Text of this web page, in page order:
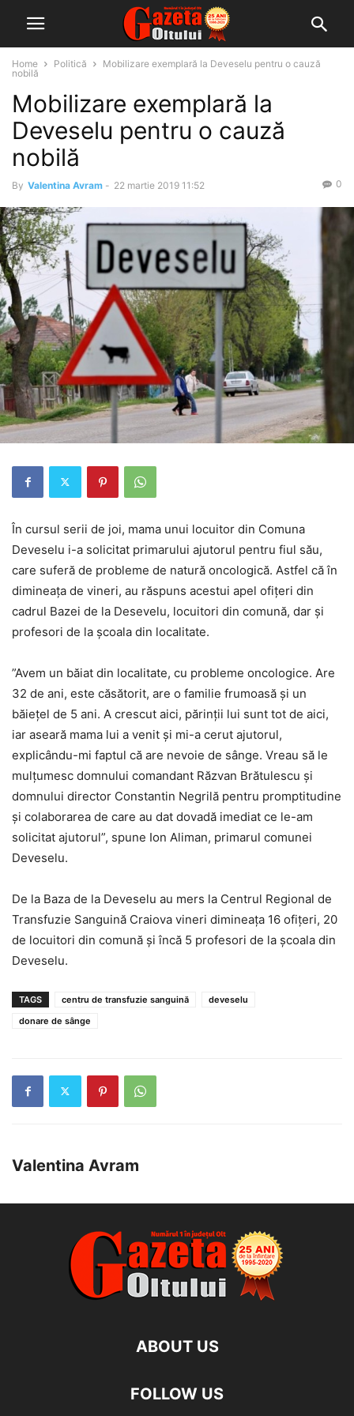
Home Politică
Mobilizare exemplară la Deveselu pentru o cauză
nobilă
Mobilizare exemplară la
Deveselu pentru o cauză
nobilă
By Valentina Avram - 22 martie 2019 11:52 0
În cursul serii de joi, mama unui locuitor din Comuna
Deveselu i-a solicitat primarului ajutorul pentru fiul său,
care suferă de probleme de natură oncologică. Astfel că în
dimineața de vineri, au răspuns acestui apel ofițeri din
cadrul Bazei de la Desevelu, locuitori din comună, dar și
profesori de la școala din localitate.
”Avem un băiat din localitate, cu probleme oncologice. Are
32 de ani, este căsătorit, are o familie frumoasă și un
băiețel de 5 ani. A crescut aici, părinții lui sunt tot de aici,
iar aseară mama lui a venit și mi-a cerut ajutorul,
explicându-mi faptul că are nevoie de sânge. Vreau să le
mulțumesc domnului comandant Răzvan Brătulescu și
domnului director Constantin Negrilă pentru promptitudine
și colaborarea de care au dat dovadă imediat ce le-am
solicitat ajutorul”, spune Ion Aliman, primarul comunei
Deveselu.
De la Baza de la Deveselu au mers la Centrul Regional de
Transfuzie Sanguină Craiova vineri dimineața 16 ofițeri, 20
de locuitori din comună și încă 5 profesori de la școala din
Deveselu.
TAGS centru de transfuzie sanguină
deveselu
donare de sânge
Valentina Avram
ABOUT US
FOLLOW US